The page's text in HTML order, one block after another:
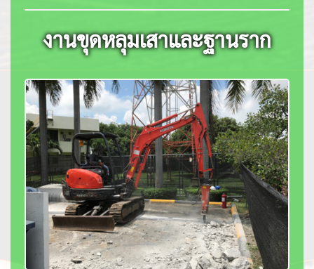
งานขุดหลุมเสาและฐานราก